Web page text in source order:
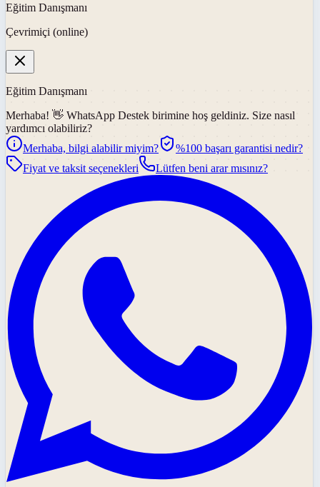
Eğitim Danışmanı
Çevrimiçi (online)
Eğitim Danışmanı
Merhaba! 👋 WhatsApp Destek birimine hoş geldiniz. Size nasıl
yardımcı olabiliriz?
Merhaba, bilgi alabilir miyim?
%100 başarı garantisi nedir?
Fiyat ve taksit seçenekleri
Lütfen beni arar mısınız?